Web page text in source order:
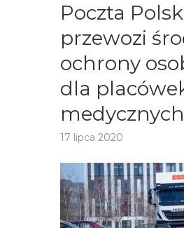
Poczta
przewozi
ochrony
dla
medycznych
17 lipca 2020